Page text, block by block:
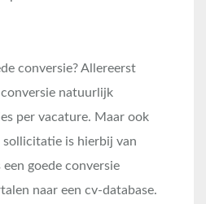
conversie? Allereerst
natuurlijk
per vacature. Maar ook
is hierbij van
een goede conversie
naar een cv-database.